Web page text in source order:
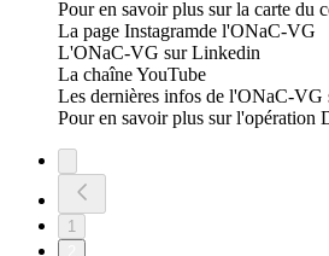
Pour en savoir plus sur la carte du
La page Instagramde l'ONaC-VG
L'ONaC-VG sur Linkedin
La chaîne YouTube
Les dernières infos de l'ONaC-VG
Pour en savoir plus sur l'opération
1